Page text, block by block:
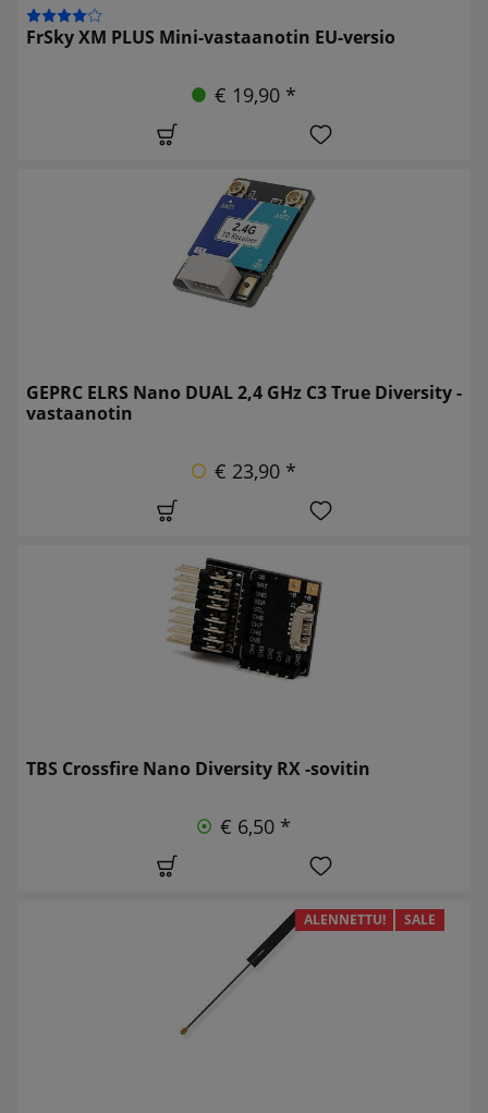
FrSky XM PLUS Mini-vastaanotin EU-versio
€ 19,90 *
GEPRC ELRS Nano DUAL 2,4 GHz C3 True Diversity -
vastaanotin
€ 23,90 *
TBS Crossfire Nano Diversity RX -sovitin
€ 6,50 *
ALENNETTU! SALE